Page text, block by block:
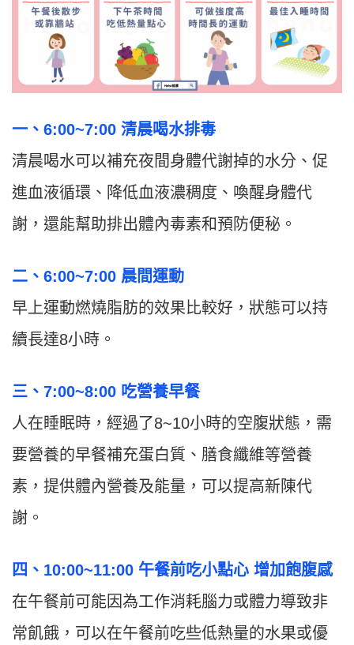
一、6:00~7:00 清晨喝水排毒
清晨喝水可以補充夜間身體代謝掉的水分、促
進血液循環、降低血液濃稠度、喚醒身體代
謝，還能幫助排出體內毒素和預防便秘。
二、6:00~7:00 晨間運動
早上運動燃燒脂肪的效果比較好，狀態可以持
續長達8小時。
三、7:00~8:00 吃營養早餐
人在睡眠時，經過了8~10小時的空腹狀態，需
要營養的早餐補充蛋白質、膳食纖維等營養
素，提供體內營養及能量，可以提高新陳代
謝。
四、10:00~11:00 午餐前吃小點心 增加飽腹感
在午餐前可能因為工作消耗腦力或體力導致非
常飢餓，可以在午餐前吃些低熱量的水果或優